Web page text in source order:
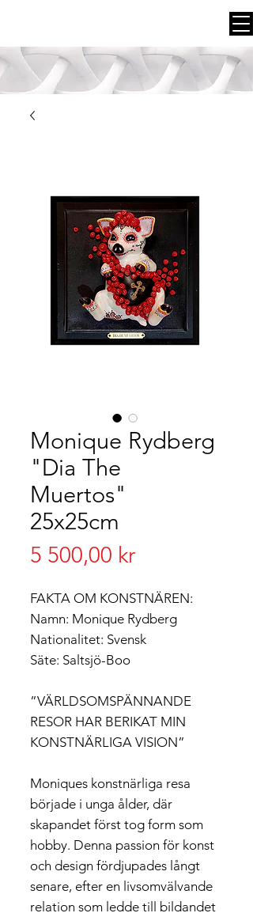
Monique Rydberg
"Dia The
Muertos"
25x25cm
5 500,00 krPris
FAKTA OM KONSTNÄREN:
Namn: Monique Rydberg
Nationalitet: Svensk
Säte: Saltsjö-Boo
”VÄRLDSOMSPÄNNANDE
RESOR HAR BERIKAT MIN
KONSTNÄRLIGA VISION”
Moniques konstnärliga resa
började i unga ålder, där
skapandet först tog form som
hobby. Denna passion för konst
och design fördjupades långt
senare, efter en livsomvälvande
relation som ledde till bildandet